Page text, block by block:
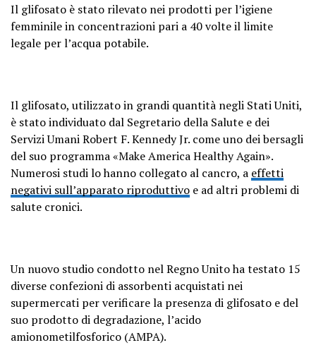
Il glifosato è stato rilevato nei prodotti per l’igiene
femminile in concentrazioni pari a 40 volte il limite
legale per l’acqua potabile.
Il glifosato, utilizzato in grandi quantità negli Stati Uniti,
è stato individuato dal Segretario della Salute e dei
Servizi Umani Robert F. Kennedy Jr. come uno dei bersagli
del suo programma «Make America Healthy Again».
Numerosi studi lo hanno collegato al cancro, a effetti
negativi sull’apparato riproduttivo e ad altri problemi di
salute cronici.
Un nuovo studio condotto nel Regno Unito ha testato 15
diverse confezioni di assorbenti acquistati nei
supermercati per verificare la presenza di glifosato e del
suo prodotto di degradazione, l’acido
amionometilfosforico (AMPA).